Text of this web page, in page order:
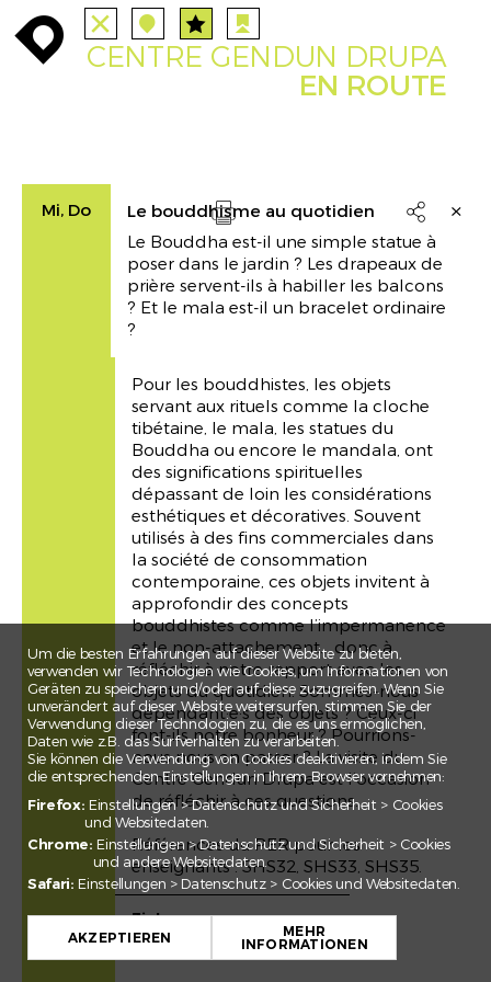
enroute enroute ALLE station STATIONEN
event EVENTS agenda FILTER enroute INFO
+
close station angebote anreise
CENTRE GENDUN DRUPA
EN ROUTE
Mi, Do Le bouddhisme au quotidien
Drucken

Le Bouddha est-il une simple statue à
poser dans le jardin ? Les drapeaux de
prière servent-ils à habiller les balcons
? Et le mala est-il un bracelet ordinaire
?
Pour les bouddhistes, les objets
servant aux rituels comme la cloche
tibétaine, le mala, les statues du
Bouddha ou encore le mandala, ont
des significations spirituelles
dépassant de loin les considérations
esthétiques et décoratives. Souvent
utilisés à des fins commerciales dans
la société de consommation
contemporaine, ces objets invitent à
approfondir des concepts
bouddhistes comme l’impermanence
et le non-attachement… donc à
réfléchir à notre rapport avec les
objets du quotidien. Sommes-nous
dépendant·e·s des objets ? Ceux-ci
font-ils notre bonheur ? Pourrions-
nous nous en passer ? La visite du
Centre Gendun Drupa est l’occasion
de réfléchir à ces questions.
Références du PER pour les
enseignants : SHS32, SHS33, SHS35.
Zielgruppe
Classe du secondaire I
Classe du secondaire II
Um die besten Erfahrungen auf dieser Website zu bieten,
verwenden wir Technologien wie Cookies, um Informationen von
Geräten zu speichern und/oder auf diese zuzugreifen. Wenn Sie
unverändert auf dieser Website weitersurfen, stimmen Sie der
Verwendung dieser Technologien zu, die es uns ermöglichen,
Daten wie z.B. das Surfverhalten zu verarbeiten.
Sie können die Verwendung von Cookies deaktivieren, indem Sie
die entsprechenden Einstellungen in Ihrem Browser vornehmen:
Firefox: Einstellungen > Datenschutz und Sicherheit > Cookies
und Websitedaten.
Chrome: Einstellungen > Datenschutz und Sicherheit > Cookies
und andere Websitedaten.
Safari: Einstellungen > Datenschutz > Cookies und Websitedaten.
AKZEPTIEREN MEHR
INFORMATIONEN